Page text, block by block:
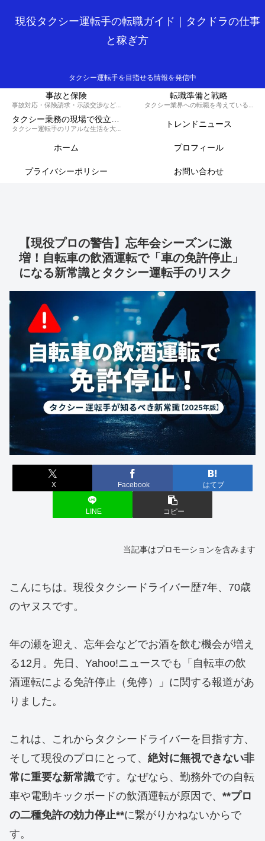
現役タクシー運転手の転職ガイド｜タクドラの仕事
と稼ぎ方
タクシー運転手を目指せる情報を発信中
事故と保険
事故対応・保険請求・示談交渉など、損しないための知識と対策を解説するカテゴリです。
転職準備と戦略
タクシー業界への転職を考えている方へ、履歴書の書き方や面接対策、必要な資格など、スムーズに転職を成功させるための戦略を解説します。
タクシー乗務の現場で役立つ実務集
タクシー運転手のリアルな生活を大公開！70歳現役ドライバーの晩御飯から転職のコツ、稼ぐノウハウ、トラブル回避術、外国人対応まで、タクシードライバーのライフスタイルをまるっとお届けします。 トレンドニュース
ホーム プロフィール
プライバシーポリシー お問い合わせ
【現役プロの警告】忘年会シーズンに激
増！自転車の飲酒運転で「車の免許停止」
になる新常識とタクシー運転手のリスク
X Facebook はてブ
LINE コピー
当記事はプロモーションを含みます
こんにちは。現役タクシードライバー歴7年、70歳
のヤヌスです。
年の瀬を迎え、忘年会などでお酒を飲む機会が増え
る12月。先日、Yahoo!ニュースでも「自転車の飲
酒運転による免許停止（免停）」に関する報道があ
りました。
これは、これからタクシードライバーを目指す方、
そして現役のプロにとって、 絶対に無視できない非
常に重要な新常識です。なぜなら、勤務外での自転
車や電動キックボードの飲酒運転が原因で、 **プロ
の二種免許の効力停止**に繋がりかねないからで
す。